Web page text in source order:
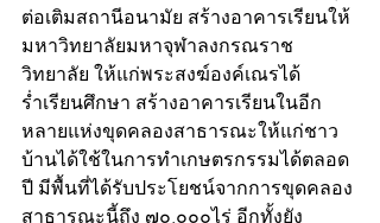
ต่อเติมสถานีอนามัย สร้างอาคารเรียนให้
มหาวิทยาลัยมหาจุฬาลงกรณราช
วิทยาลัย ให้แก่พระสงฆ์องค์เณรได้
ร่ำเรียนศึกษา สร้างอาคารเรียนในอีก
หลายแห่งขุดคลองสาธารณะให้แก่ชาว
บ้านได้ใช้ในการทำเกษตรกรรมได้ตลอด
ปี มีพื้นที่ได้รับประโยชน์จากการขุดคลอง
สาธารณะนี้ถึง ๗๐,๐๐๐ไร่ อีกทั้งยัง